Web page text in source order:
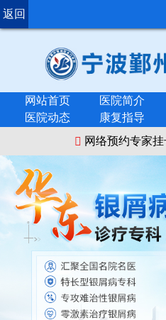
返回
网站首页 医院简介
医院动态
康复指导
网络预约专家